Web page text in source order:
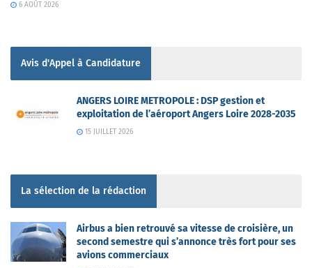
6 AOÛT 2026
Avis d'Appel à Candidature
ANGERS LOIRE METROPOLE : DSP gestion et
exploitation de l’aéroport Angers Loire 2028-2035
15 JUILLET 2026
La sélection de la rédaction
Airbus a bien retrouvé sa vitesse de croisière, un
second semestre qui s’annonce très fort pour ses
avions commerciaux